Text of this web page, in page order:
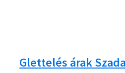
Glettelés árak Szada